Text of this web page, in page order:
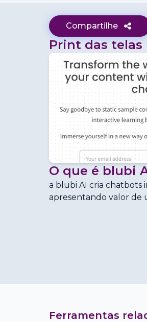
Compartilhe
Print das telas
O que é blubi
a blubi AI cria chatbots
apresentando valor de
Ferramentas